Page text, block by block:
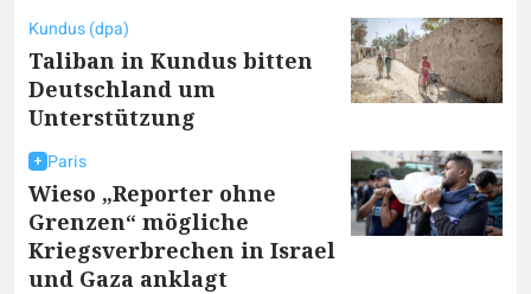
Kundus (dpa)
Taliban in Kundus bitten
Deutschland um
Unterstützung
Paris
Wieso „Reporter ohne
Grenzen“ mögliche
Kriegsverbrechen in Israel
und Gaza anklagt